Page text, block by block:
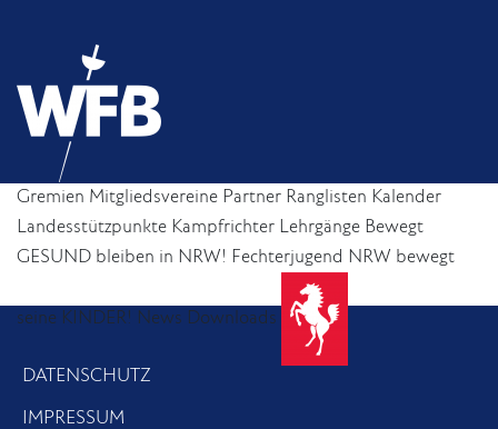
Gremien Mitgliedsvereine Partner Ranglisten Kalender
Landesstützpunkte Kampfrichter Lehrgänge Bewegt
GESUND bleiben in NRW! Fechterjugend NRW bewegt
seine KINDER! News Downloads
DATENSCHUTZ
IMPRESSUM